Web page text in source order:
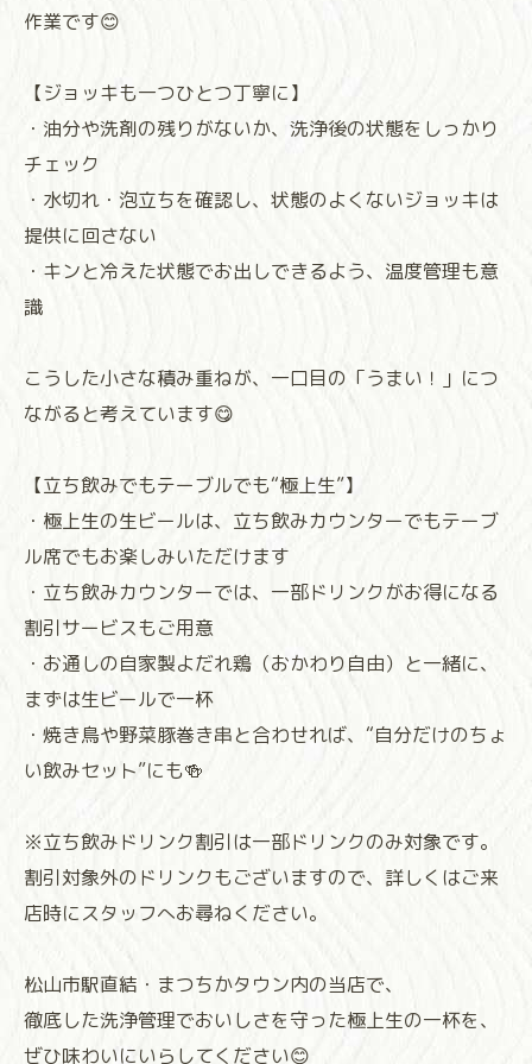
作業です😊
【ジョッキも一つひとつ丁寧に】
・油分や洗剤の残りがないか、洗浄後の状態をしっかり
チェック
・水切れ・泡立ちを確認し、状態のよくないジョッキは
提供に回さない
・キンと冷えた状態でお出しできるよう、温度管理も意
識
こうした小さな積み重ねが、一口目の「うまい！」につ
ながると考えています😋
【立ち飲みでもテーブルでも“極上生”】
・極上生の生ビールは、立ち飲みカウンターでもテーブ
ル席でもお楽しみいただけます
・立ち飲みカウンターでは、一部ドリンクがお得になる
割引サービスもご用意
・お通しの自家製よだれ鶏（おかわり自由）と一緒に、
まずは生ビールで一杯
・焼き鳥や野菜豚巻き串と合わせれば、“自分だけのちょ
い飲みセット”にも🍻
※立ち飲みドリンク割引は一部ドリンクのみ対象です。
割引対象外のドリンクもございますので、詳しくはご来
店時にスタッフへお尋ねください。
松山市駅直結・まつちかタウン内の当店で、
徹底した洗浄管理でおいしさを守った極上生の一杯を、
ぜひ味わいにいらしてください😊